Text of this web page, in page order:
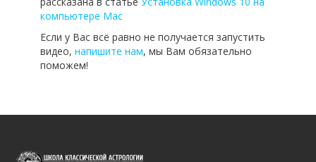
компьютере Mac
Если у Вас всё равно не получается запустить
видео, напишите нам, мы Вам обязательно
поможем!